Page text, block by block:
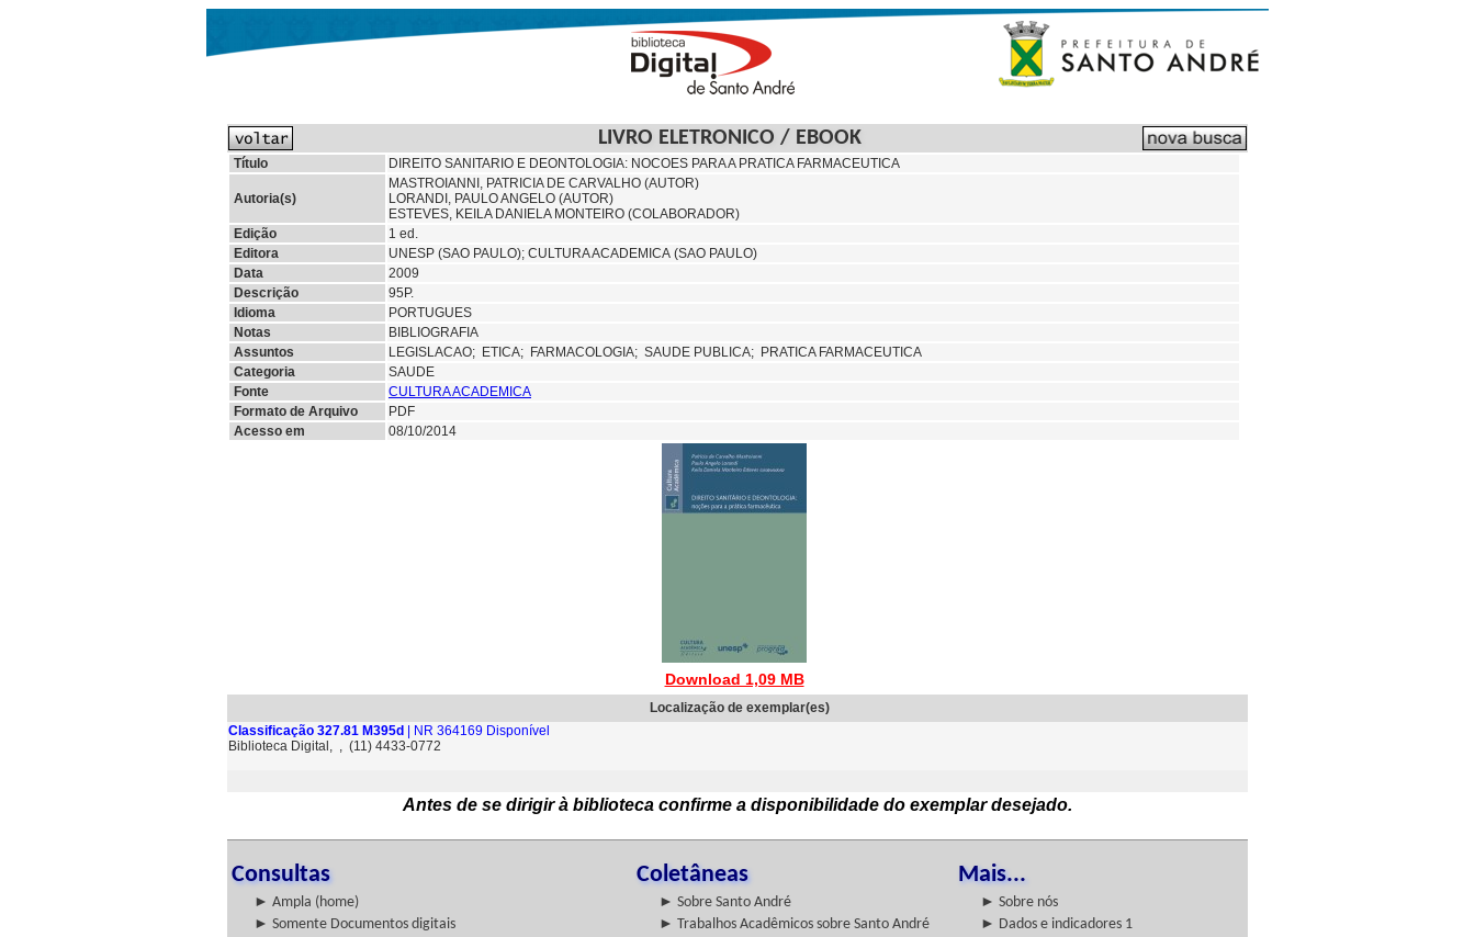
LIVRO ELETRONICO / EBOOK
Título DIREITO SANITARIO E DEONTOLOGIA: NOCOES PARA A PRATICA FARMACEUTICA
Autoria(s)
MASTROIANNI, PATRICIA DE CARVALHO (AUTOR)
LORANDI, PAULO ANGELO (AUTOR)
ESTEVES, KEILA DANIELA MONTEIRO (COLABORADOR)
Edição
1 ed.
Editora
UNESP (SAO PAULO); CULTURA ACADEMICA (SAO PAULO)
Data
2009
Descrição
95P.
Idioma
PORTUGUES
Notas
BIBLIOGRAFIA
Assuntos
LEGISLACAO; ETICA; FARMACOLOGIA; SAUDE PUBLICA; PRATICA FARMACEUTICA
Categoria
SAUDE
Fonte
CULTURA ACADEMICA
Formato de Arquivo
PDF
Acesso em
08/10/2014
Download 1,09 MB
Localização de exemplar(es)
Classificação 327.81 M395d
| NR 364169 Disponível
Biblioteca Digital, , (11) 4433-0772
Antes de se dirigir à biblioteca confirme a disponibilidade do exemplar desejado.
Consultas Coletâneas Mais...
► Ampla (home) ► Sobre Santo André
► Sobre nós
► Somente Documentos digitais
► Trabalhos Acadêmicos sobre Santo André
► Dados e indicadores 1